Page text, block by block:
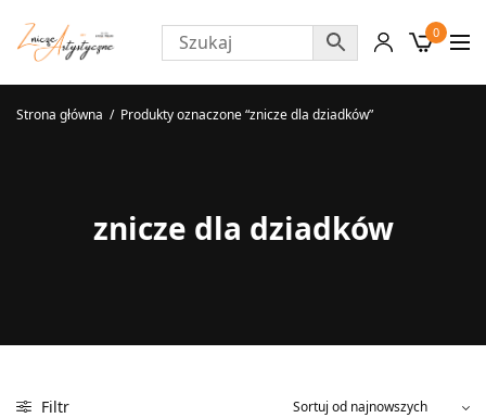
0
Strona główna / Produkty oznaczone “znicze dla dziadków”
znicze dla dziadków
Filtr